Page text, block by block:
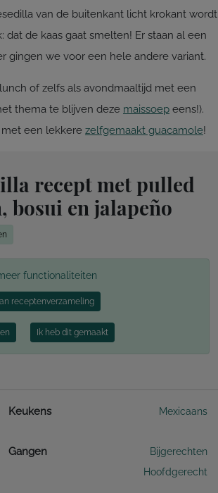
van de buitenkant licht krokant wordt
de kaas gaat smelten! Er staan al een
gingen we voor een hele andere variant.
of zelfs als avondmaaltijd met een
thema te blijven deze maissoep eens!).
met een lekkere zelfgemaakt guacamole!
recept met pulled
bosui en jalapeño
functionaliteiten
receptenverzameling
Ik heb dit gemaakt
Keukens Mexicaans
Gangen
Bijgerechten
Hoofdgerecht